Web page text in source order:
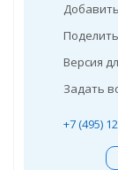
Версия
Задать
+7 (495)